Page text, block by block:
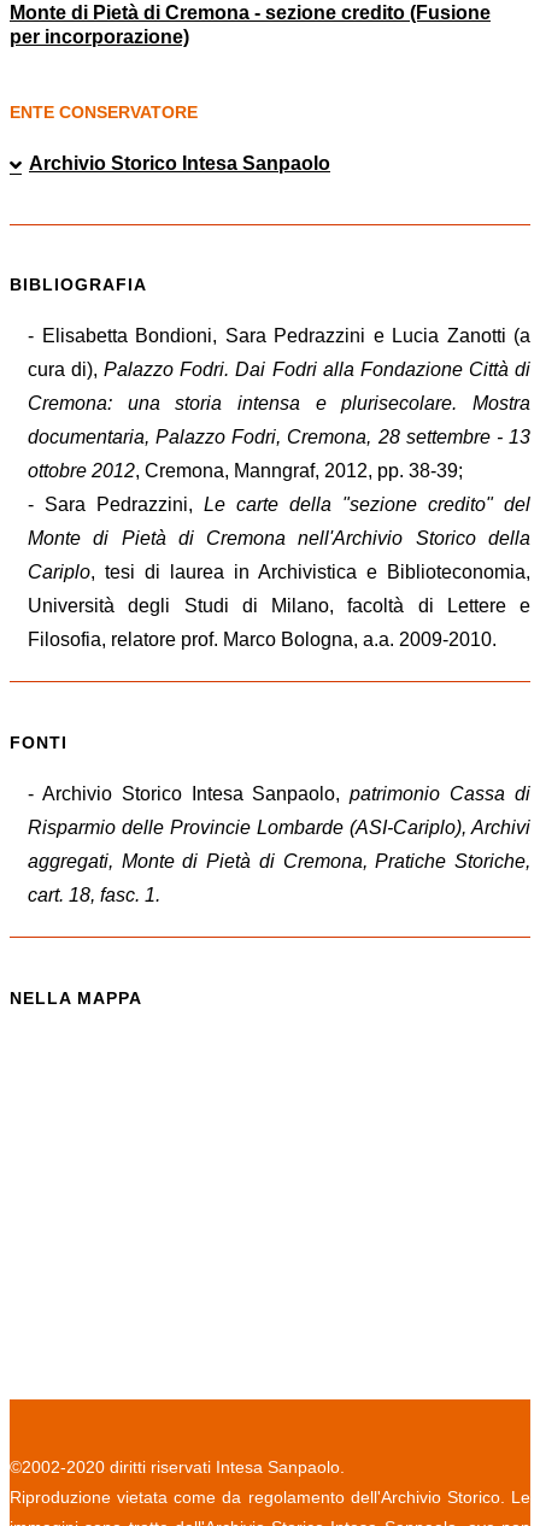
Monte di Pietà di Cremona - sezione credito (Fusione
per incorporazione)
ENTE CONSERVATORE
Archivio Storico Intesa Sanpaolo
BIBLIOGRAFIA
- Elisabetta Bondioni, Sara Pedrazzini e Lucia Zanotti (a
cura di),Palazzo Fodri. Dai Fodri alla Fondazione Città di
Cremona: una storia intensa e plurisecolare. Mostra
documentaria, Palazzo Fodri, Cremona, 28 settembre - 13
ottobre 2012, Cremona, Manngraf, 2012, pp. 38-39;
- Sara Pedrazzini, Le carte della "sezione credito" del
Monte di Pietà di Cremona nell'Archivio Storico della
Cariplo, tesi di laurea in Archivistica e Biblioteconomia,
Università degli Studi di Milano, facoltà di Lettere e
Filosofia, relatore prof. Marco Bologna, a.a. 2009-2010.
FONTI
- Archivio Storico Intesa Sanpaolo,patrimonio Cassa di
Risparmio delle Provincie Lombarde (ASI-Cariplo), Archivi
aggregati, Monte di Pietà di Cremona, Pratiche Storiche,
cart. 18, fasc. 1.
NELLA MAPPA
©2002-2020 diritti riservati Intesa Sanpaolo.
Riproduzione vietata come da regolamento dell'Archivio Storico. Le